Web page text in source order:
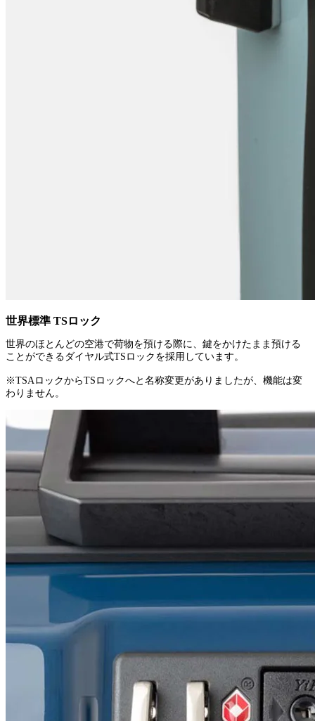
世界標準 TSロック
世界のほとんどの空港で荷物を預ける際に、鍵をかけたまま預ける
ことができるダイヤル式TSロックを採用しています。
※TSAロックからTSロックへと名称変更がありましたが、機能は変
わりません。